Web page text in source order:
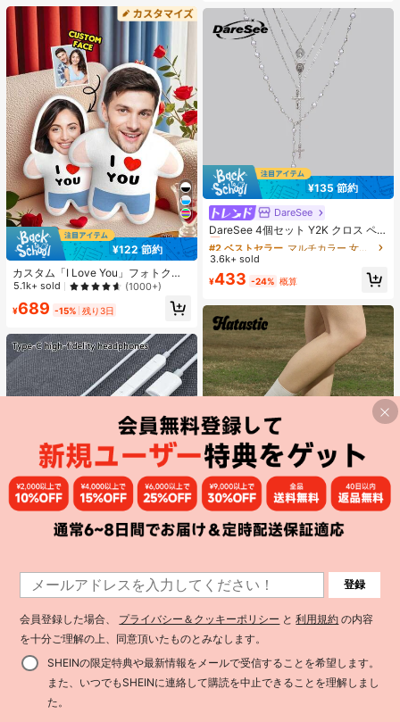
¥122 節約
カスタム「I Love You」フォトクッ
ション - パーソナライズされた顔プ
ョン、ニット生地、ハート柄、カッ
い秋の砂漠、記念日ギフト
5.1k+ sold (1000+)
¥689 -15% 残り3日
¥87 節約
Type-Cイヤホン: 高品質インイヤー
答、音量調整が簡単。17/16/15シリ
ーズ、Plus、Pro、Pro Maxモデル対
応
#1 ベストセラー
売り切れ間近！
#1 ベストセラー
に エレクトロニクス
売り切れ間近！
380 -19% 概算
¥135 節約
DareSee
DareSee 4個セット Y2K クロス ペ
ンダントネックレス、パールレイヤ
ードネックレス、ヴィンテージチョ
ーカーネックレス、女性向け、パー
ティーやホリデー、学校再開に適し
#2 ベストセラー
売り切れ間近！
#2 ベストセラー
売り切れ間近！
#2 ベストセラー
売り切れ間近！
#2 ベストセラー
マルチカラー 女性のネックレスセット
3.6k+ sold
¥433 -24% 概算
Hatastic
Hatastic ブラック ビンテージ フレ
ンチスタイル 厚底メリージェーンシ
ューズ レディース、2024年夏新作 -
スカート、音楽フェス、学校再開に
合わせやすい
#1 ベストセラー
オフィス ウィメンズウェッジ&プラットフォーム
売り切れ間近！
売り切れ間近！
売り切れ間近！
#1 ベストセラー
2.2k+ sold (1000+)
¥1,472
1
登録
会員登録した場合、 プライバシー＆クッキーポリシー と利用規約 の内容
を十分ご理解の上、同意頂いたものとみなします。
SHEINの限定特典や最新情報をメールで受信することを希望します。
また、いつでもSHEINに連絡して購読を中止できることを理解しまし
た。